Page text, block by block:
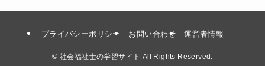
プライバシーポリシー お問い合わせ 運営者情報
© 社会福祉士の学習サイト All Rights Reserved.